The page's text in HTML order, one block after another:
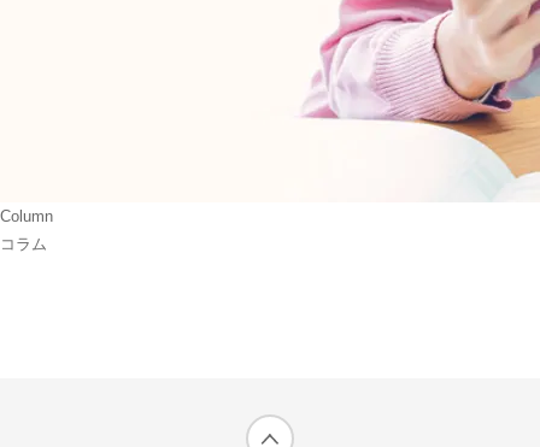
Column
コラム